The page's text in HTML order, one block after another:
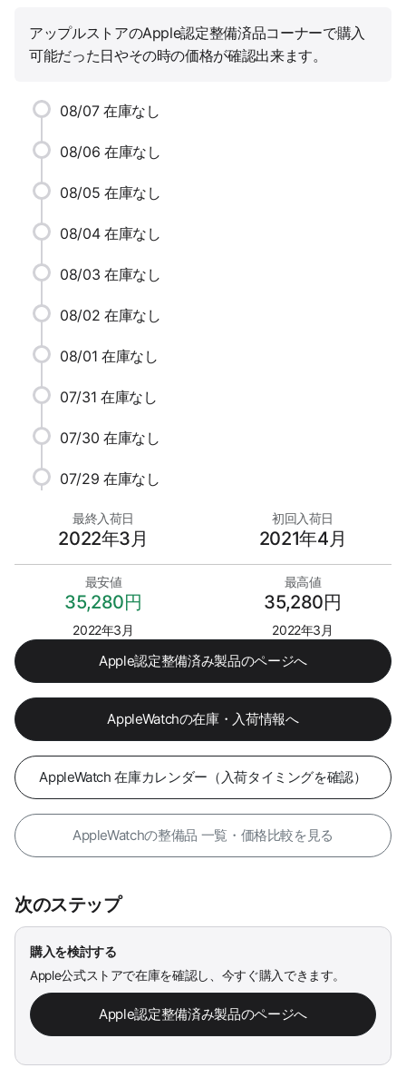
アップルストアのApple認定整備済品コーナーで購入
可能だった日やその時の価格が確認出来ます。
08/07 在庫なし
08/06 在庫なし
08/05 在庫なし
08/04 在庫なし
08/03 在庫なし
08/02 在庫なし
08/01 在庫なし
07/31 在庫なし
07/30 在庫なし
07/29 在庫なし
最終入荷日
2022年3月
初回入荷日
2021年4月
最安値
35,280円
2022年3月
最高値
35,280円
2022年3月
Apple認定整備済み製品のページへ
AppleWatchの在庫・入荷情報へ
AppleWatch 在庫カレンダー（入荷タイミングを確認）
AppleWatchの整備品 一覧・価格比較を見る
次のステップ
購入を検討する
Apple公式ストアで在庫を確認し、今すぐ購入できます。
Apple認定整備済み製品のページへ